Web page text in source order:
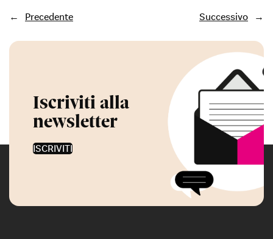
← Precedente Successivo →
Iscriviti alla
newsletter
ISCRIVITI